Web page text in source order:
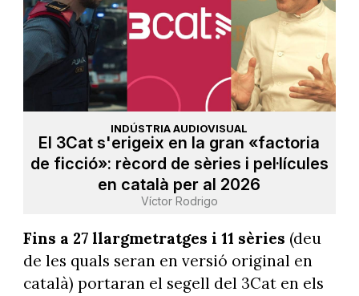
INDÚSTRIA AUDIOVISUAL
El 3Cat s'erigeix en la gran «factoria
de ficció»: rècord de sèries i pel·lícules
en català per al 2026
Víctor Rodrigo
Fins a 27 llargmetratges i 11 sèries (deu
de les quals seran en versió original en
català) portaran el segell del 3Cat en els